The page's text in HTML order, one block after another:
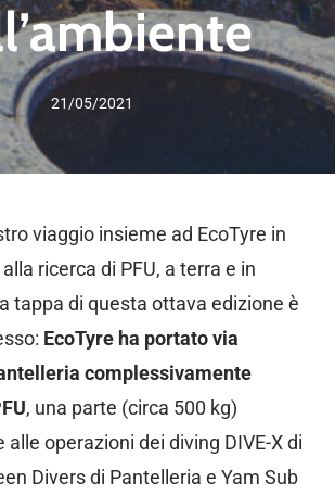
21/05/2021
viaggio insieme ad EcoTyre in
ricerca di PFU, a terra e in
tappa di questa ottava edizione è
EcoTyre ha portato via
complessivamente
, una parte (circa 500 kg)
alle operazioni dei diving DIVE-X di
Divers di Pantelleria e Yam Sub